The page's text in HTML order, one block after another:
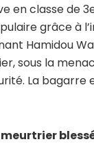
en classe de
grâce à
Hamidou
sous la
La bagarre